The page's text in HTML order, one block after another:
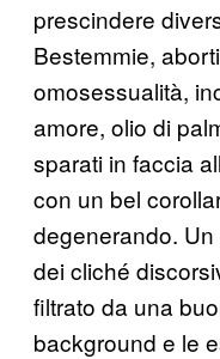
prescindere
Bestemmie,
omosessualità,
amore, olio di
sparati in faccia
con un bel
degenerando.
dei cliché
filtrato da una
background e le